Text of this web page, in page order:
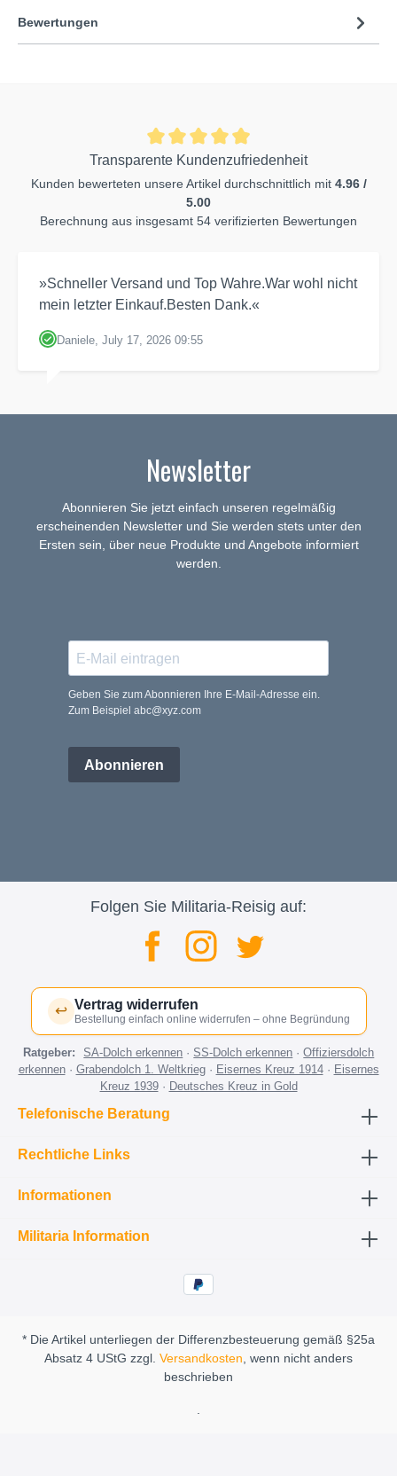
Bewertungen
Transparente Kundenzufriedenheit
Kunden bewerteten unsere Artikel durchschnittlich mit 4.96 /
5.00
Berechnung aus insgesamt 54 verifizierten Bewertungen
»Schneller Versand und Top Wahre.War wohl nicht
mein letzter Einkauf.Besten Dank.«
Daniele, July 17, 2026 09:55
Newsletter
Abonnieren Sie jetzt einfach unseren regelmäßig
erscheinenden Newsletter und Sie werden stets unter den
Ersten sein, über neue Produkte und Angebote informiert
werden.
Geben Sie zum Abonnieren Ihre E-Mail-Adresse ein.
Zum Beispiel abc@xyz.com
Abonnieren
Folgen Sie Militaria-Reisig auf:
↩ Vertrag widerrufen
Bestellung einfach online widerrufen – ohne Begründung
Ratgeber: SA-Dolch erkennen ·SS-Dolch erkennen ·Offiziersdolch
erkennen· Grabendolch 1. Weltkrieg· Eisernes Kreuz 1914· Eisernes
Kreuz 1939· Deutsches Kreuz in Gold
Telefonische Beratung
Rechtliche Links
Informationen
Militaria Information
* Die Artikel unterliegen der Differenzbesteuerung gemäß §25a
Absatz 4 UStG zzgl. Versandkosten, wenn nicht anders
beschrieben
.